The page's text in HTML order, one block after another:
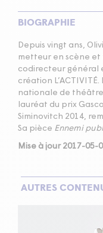
BIOGRAPHIE
Depuis vingt ans,
metteur en scène
codirecteur général
création
nationale de théâtre
lauréat du prix
Siminovitch 2014,
Sa pièce Ennemi
Mise à jour 2017-05-
AUTRES